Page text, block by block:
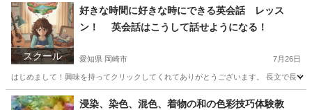
埼玉 熊谷市 日本文化
スクール
好きな時間に好きな時にできる英会話 レッス
ン！ 英会話はこうして話せようになる！
愛知県 岡崎市 7月26日
はじめまして！興味を持ってクリックしてくれてありがとうございます。 長文で長
愛知 岡崎市 英会話 ネイティブ
浸染、染色、混色、着物の和の色彩技巧体験教